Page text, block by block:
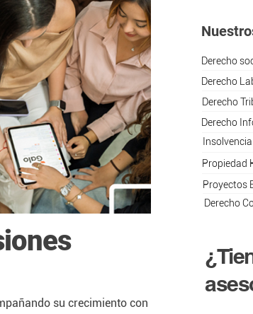
su crecimiento con
Derecho
Derecho
Derecho
Derecho
Propiedad
Proyectos
Derecho